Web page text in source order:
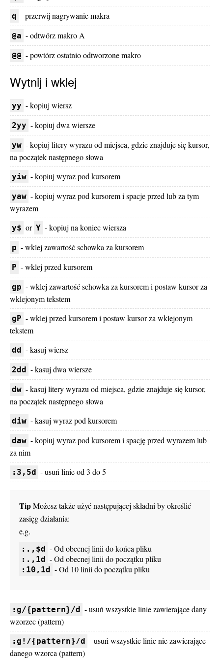
q - przerwij nagrywanie makra
@a - odtwórz makro A
@@ - powtórz ostatnio odtworzone makro
Wytnij i wklej
yy - kopiuj wiersz
2yy - kopiuj dwa wiersze
yw - kopiuj litery wyrazu od miejsca, gdzie znajduje się kursor,
na początek następnego słowa
yiw - kopiuj wyraz pod kursorem
yaw - kopiuj wyraz pod kursorem i spacje przed lub za tym
wyrazem
y$ or Y - kopiuj na koniec wiersza
p - wklej zawartość schowka za kursorem
P - wklej przed kursorem
gp - wklej zawartość schowka za kursorem i postaw kursor za
wklejonym tekstem
gP - wklej przed kursorem i postaw kursor za wklejonym
tekstem
dd - kasuj wiersz
2dd - kasuj dwa wiersze
dw - kasuj litery wyrazu od miejsca, gdzie znajduje się kursor,
na początek następnego słowa
diw - kasuj wyraz pod kursorem
daw - kopiuj wyraz pod kursorem i spację przed wyrazem lub
za nim
:3,5d - usuń linie od 3 do 5
TipMożesz także użyć następującej składni by określić
zasięg działania:
e.g.
:.,$d - Od obecnej linii do końca pliku
:.,1d - Od obecnej linii do początku pliku
:10,1d - Od 10 linii do początku pliku
:g/{pattern}/d - usuń wszystkie linie zawierające dany
wzorzec (pattern)
:g!/{pattern}/d - usuń wszystkie linie nie zawierające
danego wzorca (pattern)